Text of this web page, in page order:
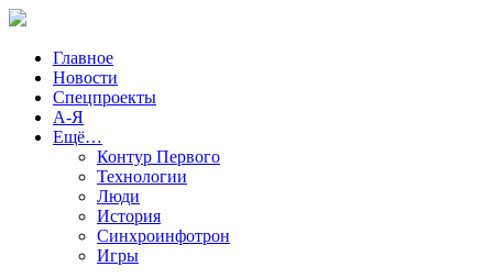
Главное
Новости
Спецпроекты
А-Я
Ещё…
Контур Первого
Технологии
Люди
История
Синхроинфотрон
Игры